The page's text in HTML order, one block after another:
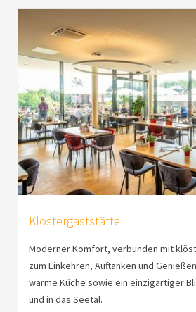
Klostergaststätte
Moderner Komfort, verbunden mit
zum Einkehren, Auftanken und
warme Küche sowie ein einzigartiger
und in das Seetal.